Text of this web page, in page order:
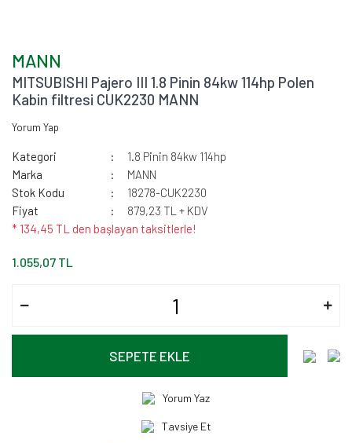
MANN
MITSUBISHI Pajero III 1.8 Pinin 84kw 114hp Polen
Kabin filtresi CUK2230 MANN
Yorum Yap
Kategori
1.8 Pinin 84kw 114hp
Marka
MANN
Stok Kodu
18278-CUK2230
Fiyat
879,23 TL + KDV
* 134,45 TL den başlayan taksitlerle!
1.055,07 TL
SEPETE EKLE
Yorum Yaz
Tavsiye Et